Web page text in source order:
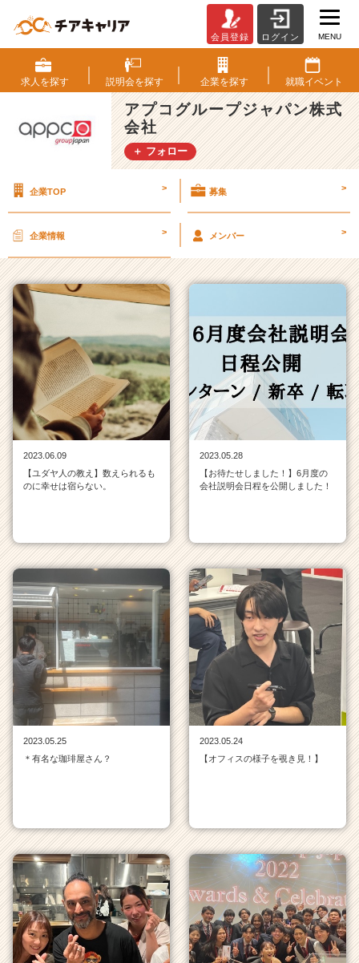
プ
コ
グ
ル
ー
プ
ジ
ン
会
社
の
ム
ラ
イ
ン
一
覧
ン
成
長
企
業
か
ら
ス
カ
が
ト
チ
ア
キ
ャ
リ
ア
（C
会員登録 ログイン MENU
求人を探す 説明会を探す 企業を探す 就職イベント
アプコグループジャパン株式
会社
＋ フォロー
企業TOP > 募集 >
企業情報 > メンバー >
2023.06.09
【ユダヤ人の教え】数えられるも
のに幸せは宿らない。
2023.05.28
【お待たせしました！】6月度の
会社説明会日程を公開しました！
2023.05.25
＊有名な珈琲屋さん？
2023.05.24
【オフィスの様子を覗き見！】